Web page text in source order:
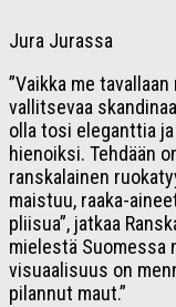
Jura Jurassa
”Vaikka me
vallitsevaa
olla tosi eleganttia
hienoiksi. Tehdään
ranskalainen
maistuu, raaka-
pliisua”, jatkaa
mielestä Suomessa
visuaalisuus on
pilannut maut.”